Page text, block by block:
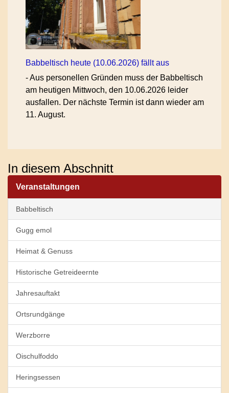
Babbeltisch heute (10.06.2026) fällt aus
-Aus personellen Gründen muss der Babbeltisch
am heutigen Mittwoch, den 10.06.2026 leider
ausfallen. Der nächste Termin ist dann wieder am
11. August.
In diesem Abschnitt
Veranstaltungen
Babbeltisch
Gugg emol
Heimat & Genuss
Historische Getreideernte
Jahresauftakt
Ortsrundgänge
Werzborre
Oischulfoddo
Heringsessen